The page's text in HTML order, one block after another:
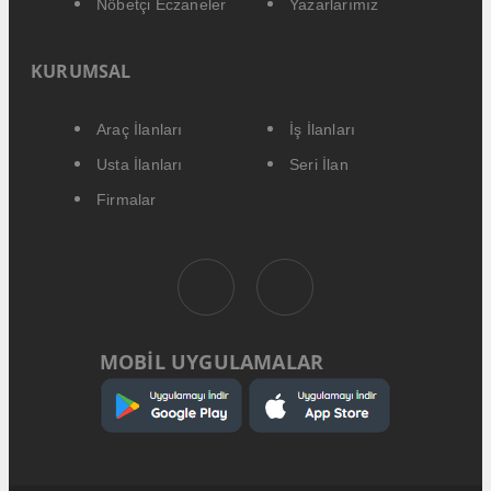
Nöbetçi Eczaneler Yazarlarımız
KURUMSAL
Araç İlanları
İş İlanları
Usta İlanları
Seri İlan
Firmalar
MOBİL UYGULAMALAR